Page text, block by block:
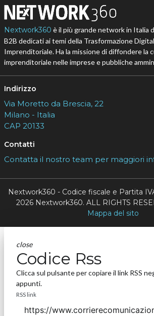
Nextwork360 è il più grande network in Italia
B2B dedicati ai temi della Trasformazione
Imprenditoriale. Ha la missione di diffondere la
imprenditoriale nelle imprese e pubbliche
Indirizzo
Via Moretto da Brescia, 22
Milano - Italia
CAP 20133
Contatti
Contatta il nostro team per maggiori
Nextwork360 - Codice fiscale e Partita
2026 Nextwork360. ALL RIGHTS
Mappa del sito
close
Codice Rss
Clicca sul pulsante per copiare il link RSS
appunti.
RSS link